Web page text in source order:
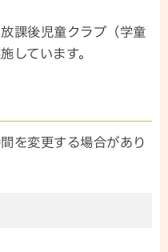
課後児童クラブ（学童
しています。
を変更する場合があり